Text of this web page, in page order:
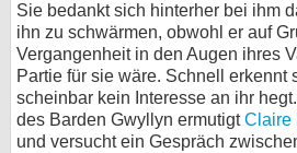
Sie bedankt sich hinterher bei ihm
ihn zu schwärmen, obwohl er auf
Vergangenheit in den Augen ihres
Partie für sie wäre. Schnell erkennt
scheinbar kein Interesse an ihr
des Barden Gwyllyn ermutigtClaire
und versucht ein Gespräch
Kontakt